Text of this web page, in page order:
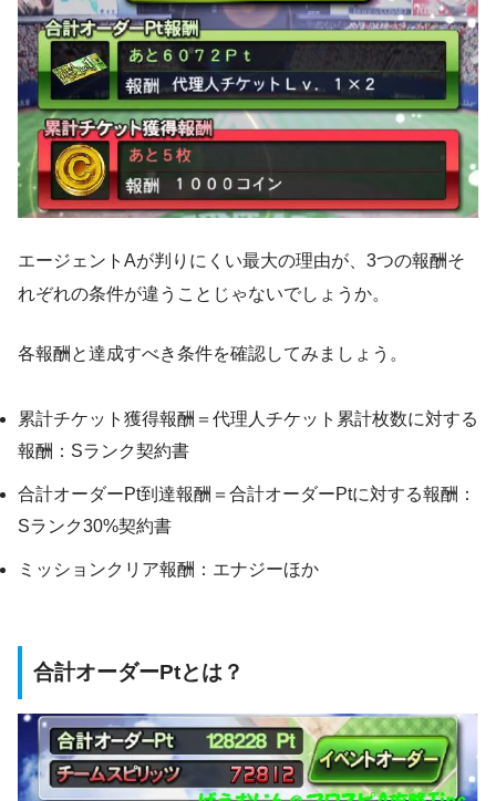
エージェントAが判りにくい最大の理由が、3つの報酬そ
れぞれの条件が違うことじゃないでしょうか。
各報酬と達成すべき条件を確認してみましょう。
累計チケット獲得報酬＝代理人チケット累計枚数に対する
報酬：Sランク契約書
合計オーダーPt到達報酬＝合計オーダーPtに対する報酬：
Sランク30%契約書
ミッションクリア報酬：エナジーほか
合計オーダーPtとは？